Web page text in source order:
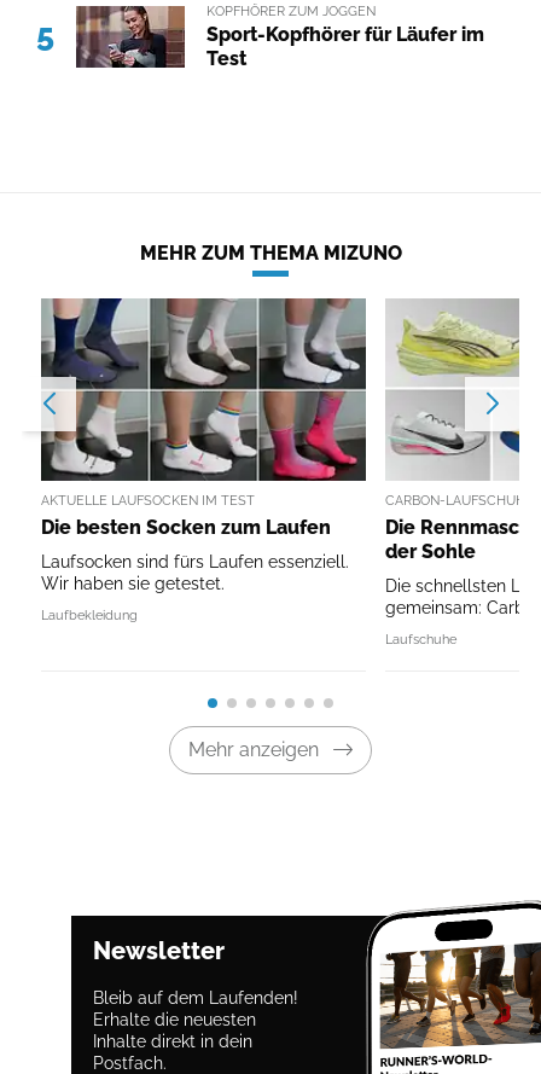
5
KOPFHÖRER ZUM JOGGEN
Sport-Kopfhörer für Läufer im
Test
MEHR ZUM THEMA MIZUNO
AKTUELLE LAUFSOCKEN IM TEST
Die besten Socken zum Laufen
Laufsocken sind fürs Laufen essenziell.
Wir haben sie getestet.
Laufbekleidung
CARBON-LAUFSCHUHE
Die
der Sohle
Die schnellsten
gemeinsam:
Laufschuhe
Mehr anzeigen
Newsletter
Bleib auf dem Laufenden!
Erhalte die neuesten
Inhalte direkt in dein
Postfach.